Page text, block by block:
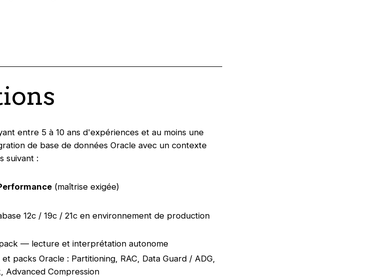
entre 5 à 10 ans d'expériences et au moins une
de base de données Oracle avec un contexte
suivant :
(maîtrise exigée)
12c / 19c / 21c en environnement de production
— lecture et interprétation autonome
packs Oracle : Partitioning, RAC, Data Guard / ADG,
Advanced Compression